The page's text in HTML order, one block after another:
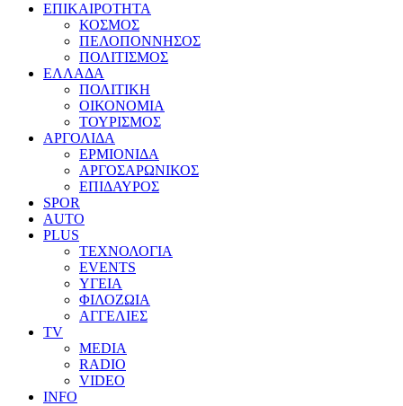
ΕΠΙΚΑΙΡΟΤΗΤΑ
ΚΟΣΜΟΣ
ΠΕΛΟΠΟΝΝΗΣΟΣ
ΠΟΛΙΤΙΣΜΟΣ
ΕΛΛΑΔΑ
ΠΟΛΙΤΙΚΗ
ΟΙΚΟΝΟΜΙΑ
ΤΟΥΡΙΣΜΟΣ
ΑΡΓΟΛΙΔΑ
ΕΡΜΙΟΝΙΔΑ
ΑΡΓΟΣΑΡΩΝΙΚΟΣ
ΕΠΙΔΑΥΡΟΣ
SPOR
AUTO
PLUS
ΤΕΧΝΟΛΟΓΙΑ
EVENTS
ΥΓΕΙΑ
ΦΙΛΟΖΩΙΑ
ΑΓΓΕΛΙΕΣ
ΤV
MEDIA
RADIO
VIDEO
INFO